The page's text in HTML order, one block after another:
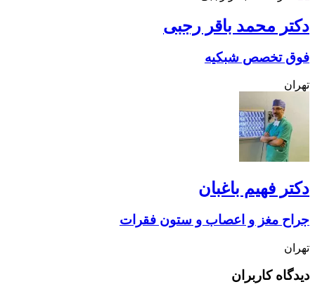
دکتر محمد باقر رجبی
فوق تخصص شبکیه
تهران
دکتر فهیم باغبان
جراح مغز و اعصاب و ستون فقرات
تهران
دیدگاه کاربران